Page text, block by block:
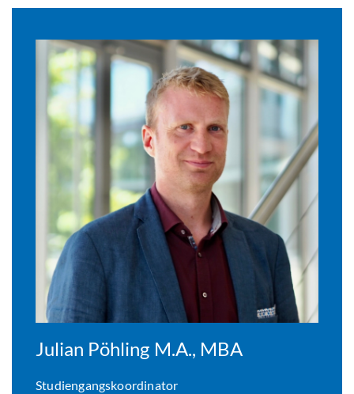
Julian Pöhling M.A., MBA
Studiengangskoordinator